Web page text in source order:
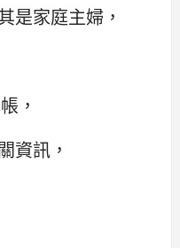
是家庭主婦，
，
資訊，